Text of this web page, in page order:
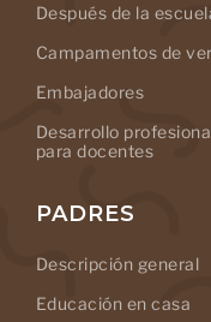
Después de la
Campamentos de
Embajadores
Desarrollo
para docentes
PADRES
Descripción general
Educación en casa